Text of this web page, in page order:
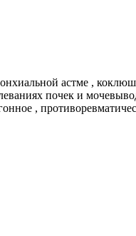
астме ,
почек и
,